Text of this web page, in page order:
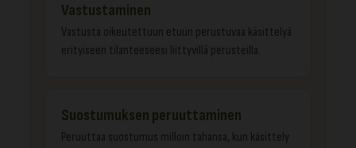
Vastustaminen
Vastusta oikeutettuun etuun perustuvaa käsittelyä
erityiseen tilanteeseesi liittyvillä perusteilla.
Suostumuksen peruuttaminen
Peruuttaa suostumus milloin tahansa, kun käsittely